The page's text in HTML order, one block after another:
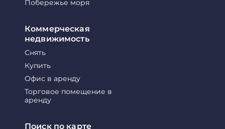
Побережье моря
Коммерческая
недвижимость
Снять
Купить
Офис в аренду
Торговое помещение в
аренду
Поиск по карте